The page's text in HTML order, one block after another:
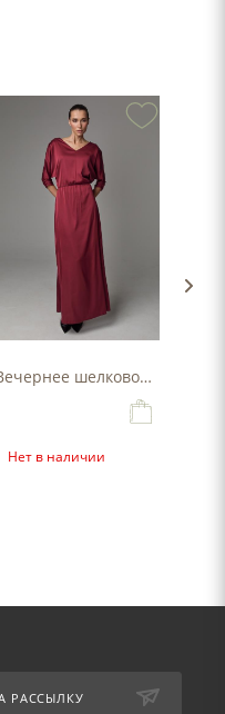
шелковое платье
Нет в наличии
РАССЫЛКУ